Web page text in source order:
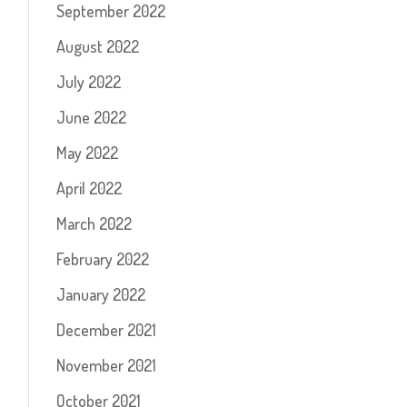
September 2022
August 2022
July 2022
June 2022
May 2022
April 2022
March 2022
February 2022
January 2022
December 2021
November 2021
October 2021